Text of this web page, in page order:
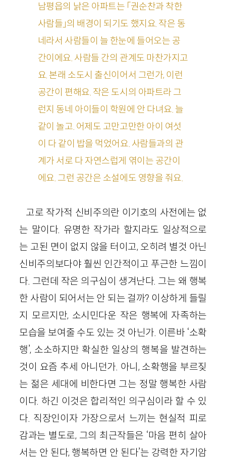
남평읍의 낡은 아파트는 「권순찬과 착한
사람들」의 배경이 되기도 했지요. 작은 동
네라서 사람들이 늘 한눈에 들어오는 공
간이에요. 사람들 간의 관계도 마찬가지고
요. 본래 소도시 출신이어서 그런가, 이런
공간이 편해요. 작은 도시의 아파트라 그
런지 동네 아이들이 학원에 안 다녀요. 늘
같이 놀고. 어제도 고만고만한 아이 여섯
이 다 같이 밥을 먹었어요. 사람들과의 관
계가 서로 다 자연스럽게 엮이는 공간이
에요. 그런 공간은 소설에도 영향을 줘요.
고로 작가적 신비주의란 이기호의 사전에는 없
는 말이다. 유명한 작가라 할지라도 일상적으로
는 고된 면이 없지 않을 터이고, 오히려 별것 아닌
신비주의보다야 훨씬 인간적이고 푸근한 느낌이
다. 그런데 작은 의구심이 생겨난다. 그는 왜 행복
한 사람이 되어서는 안 되는 걸까? 이상하게 들릴
지 모르지만, 소시민다운 작은 행복에 자족하는
모습을 보여줄 수도 있는 것 아닌가. 이른바 ‘소확
행’, 소소하지만 확실한 일상의 행복을 발견하는
것이 요즘 추세 아니던가. 아니, 소확행을 부르짖
는 젊은 세대에 비한다면 그는 정말 행복한 사람
이다. 하긴 이것은 합리적인 의구심이라 할 수 있
다. 직장인이자 가장으로서 느끼는 현실적 피로
감과는 별도로, 그의 최근작들은 ‘마음 편히 살아
서는 안 된다, 행복하면 안 된다’는 강력한 자기암